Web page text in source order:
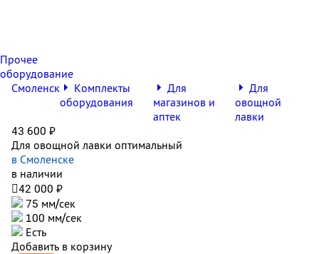
Прочее
оборудование
Смоленск
Комплекты
оборудования
Для
магазинов и
аптек
Для
овощной
лавки
43 600 ₽
Для овощной лавки оптимальный
в Смоленске
в наличии
42 000 ₽
75 мм/cек
100 мм/сек
Есть
Добавить в корзину